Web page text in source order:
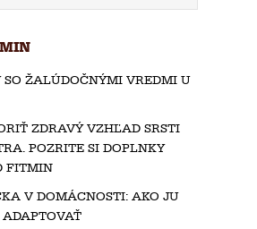
SO ŽALÚDOČNÝMI VREDMI U
ZDRAVÝ VZHĽAD SRSTI
POZRITE SI DOPLNKY
FITMIN
V DOMÁCNOSTI: AKO JU
ADAPTOVAŤ